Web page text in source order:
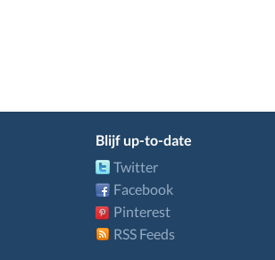
Blijf up-to-date
Twitter
Facebook
Pinterest
RSS Feeds